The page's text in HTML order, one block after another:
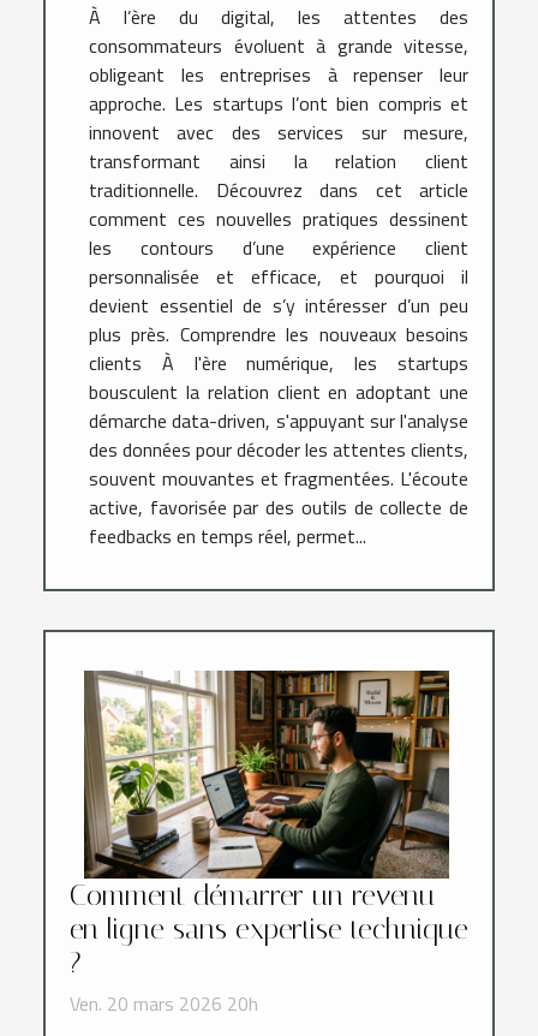
À l’ère du digital, les attentes des
consommateurs évoluent à grande vitesse,
obligeant les entreprises à repenser leur
approche. Les startups l’ont bien compris et
innovent avec des services sur mesure,
transformant ainsi la relation client
traditionnelle. Découvrez dans cet article
comment ces nouvelles pratiques dessinent
les contours d’une expérience client
personnalisée et efficace, et pourquoi il
devient essentiel de s’y intéresser d’un peu
plus près. Comprendre les nouveaux besoins
clients À l'ère numérique, les startups
bousculent la relation client en adoptant une
démarche data-driven, s'appuyant sur l'analyse
des données pour décoder les attentes clients,
souvent mouvantes et fragmentées. L'écoute
active, favorisée par des outils de collecte de
feedbacks en temps réel, permet...
Comment démarrer un revenu
en ligne sans expertise technique
?
Ven. 20 mars 2026 20h